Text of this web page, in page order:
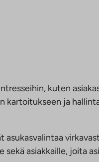
kuten
ja
asiakkaille, joita